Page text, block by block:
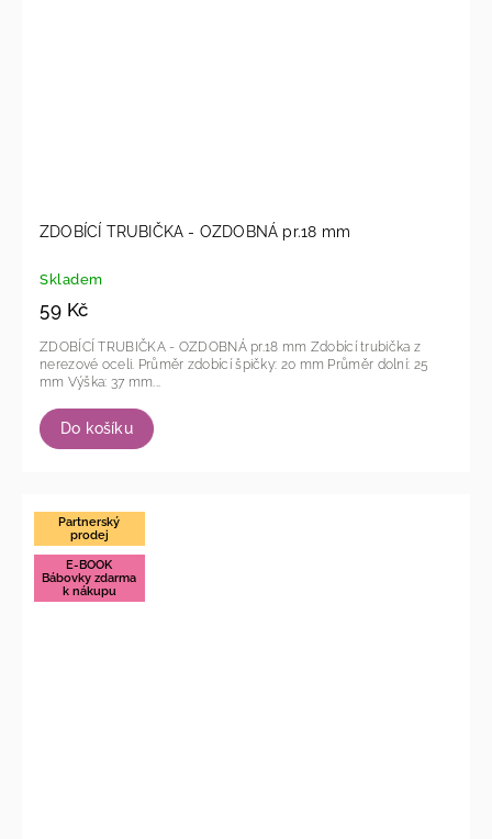
ZDOBÍCÍ TRUBIČKA - OZDOBNÁ pr.18 mm
Skladem
59 Kč
Do košíku
ZDOBÍCÍ TRUBIČKA - OZDOBNÁ pr.18 mm Zdobící trubička z
nerezové oceli. Průměr zdobící špičky: 20 mm Průměr dolní: 25
mm Výška: 37 mm...
Partnerský
prodej
E-BOOK
Bábovky zdarma
k nákupu